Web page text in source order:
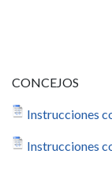
CONCEJOS
Instrucciones
Instrucciones